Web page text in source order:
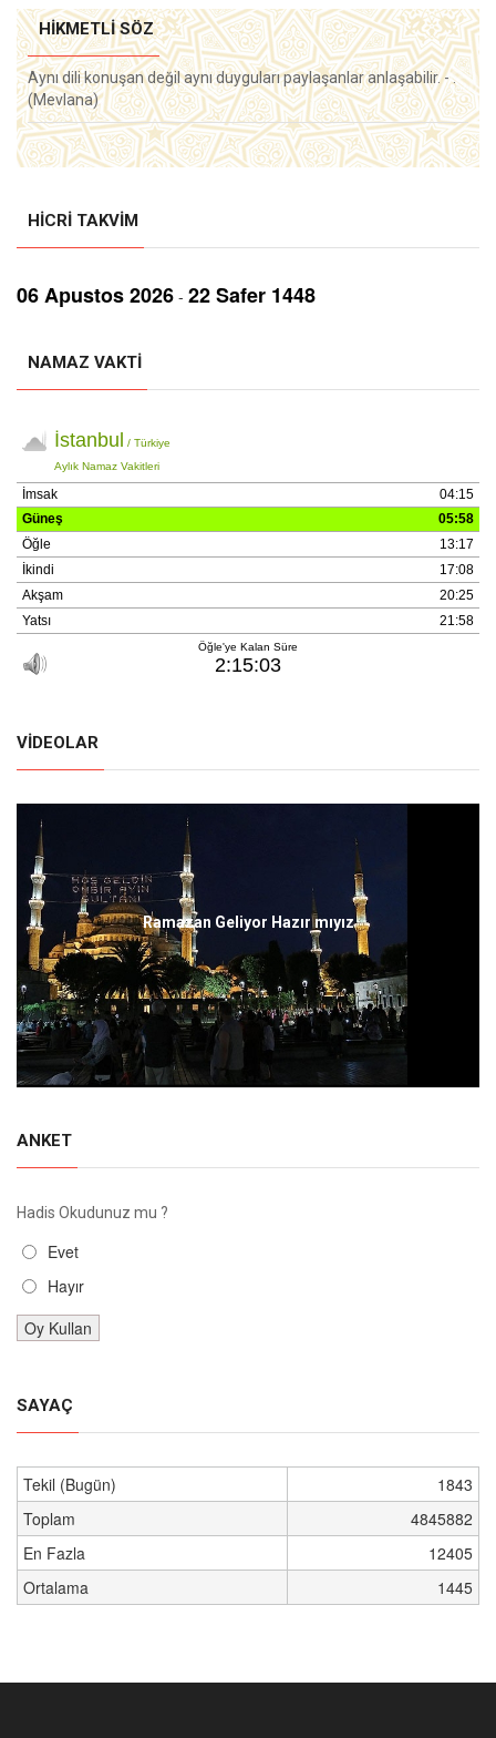
HIKMETLI SÖZ
Aynı dili konuşan değil aynı duyguları paylaşanlar anlaşabilir. - .
(Mevlana)
HICRI TAKVIM
06 Aрustos 2026 - 22 Safer 1448
NAMAZ VAKTI
VIDEOLAR
Ramazan Geliyor Hazır mıyız
ANKET
Hadis Okudunuz mu ?
Evet
Hayır
SAYAÇ
Tekil (Bugün)
1843
Toplam
4845882
En Fazla
12405
Ortalama
1445